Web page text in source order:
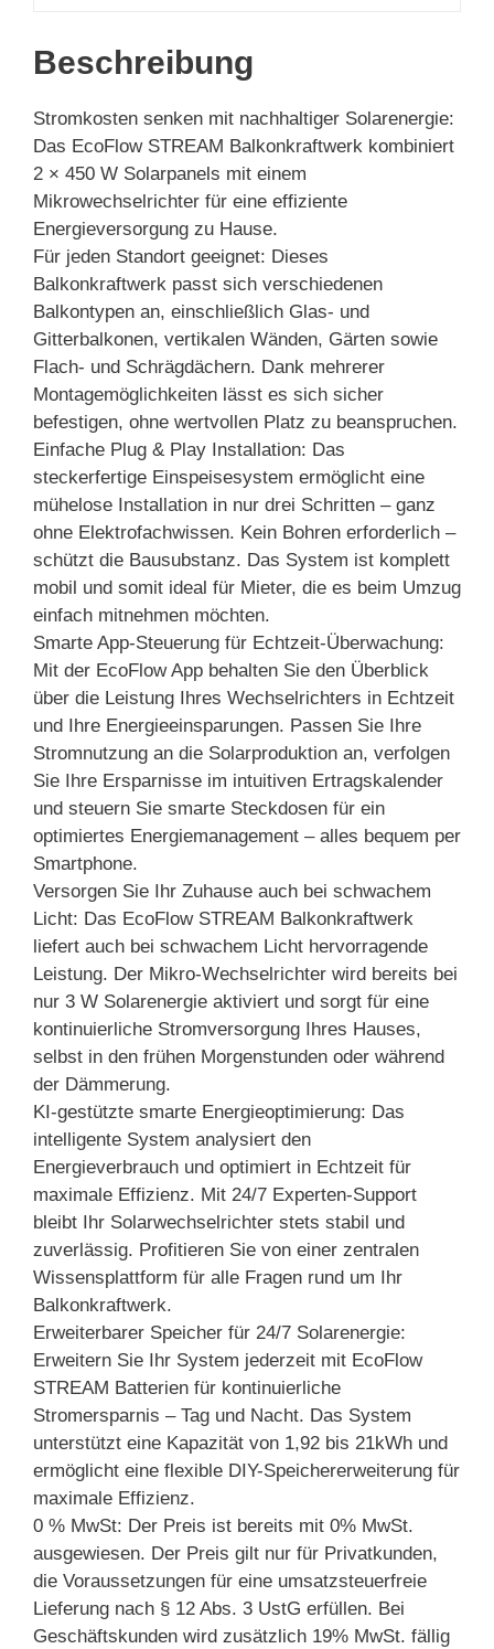
Beschreibung
Stromkosten senken mit nachhaltiger Solarenergie:
Das EcoFlow STREAM Balkonkraftwerk kombiniert
2 × 450 W Solarpanels mit einem
Mikrowechselrichter für eine effiziente
Energieversorgung zu Hause.
Für jeden Standort geeignet: Dieses
Balkonkraftwerk passt sich verschiedenen
Balkontypen an, einschließlich Glas- und
Gitterbalkonen, vertikalen Wänden, Gärten sowie
Flach- und Schrägdächern. Dank mehrerer
Montagemöglichkeiten lässt es sich sicher
befestigen, ohne wertvollen Platz zu beanspruchen.
Einfache Plug & Play Installation: Das
steckerfertige Einspeisesystem ermöglicht eine
mühelose Installation in nur drei Schritten – ganz
ohne Elektrofachwissen. Kein Bohren erforderlich –
schützt die Bausubstanz. Das System ist komplett
mobil und somit ideal für Mieter, die es beim Umzug
einfach mitnehmen möchten.
Smarte App-Steuerung für Echtzeit-Überwachung:
Mit der EcoFlow App behalten Sie den Überblick
über die Leistung Ihres Wechselrichters in Echtzeit
und Ihre Energieeinsparungen. Passen Sie Ihre
Stromnutzung an die Solarproduktion an, verfolgen
Sie Ihre Ersparnisse im intuitiven Ertragskalender
und steuern Sie smarte Steckdosen für ein
optimiertes Energiemanagement – alles bequem per
Smartphone.
Versorgen Sie Ihr Zuhause auch bei schwachem
Licht: Das EcoFlow STREAM Balkonkraftwerk
liefert auch bei schwachem Licht hervorragende
Leistung. Der Mikro-Wechselrichter wird bereits bei
nur 3 W Solarenergie aktiviert und sorgt für eine
kontinuierliche Stromversorgung Ihres Hauses,
selbst in den frühen Morgenstunden oder während
der Dämmerung.
KI-gestützte smarte Energieoptimierung: Das
intelligente System analysiert den
Energieverbrauch und optimiert in Echtzeit für
maximale Effizienz. Mit 24/7 Experten-Support
bleibt Ihr Solarwechselrichter stets stabil und
zuverlässig. Profitieren Sie von einer zentralen
Wissensplattform für alle Fragen rund um Ihr
Balkonkraftwerk.
Erweiterbarer Speicher für 24/7 Solarenergie:
Erweitern Sie Ihr System jederzeit mit EcoFlow
STREAM Batterien für kontinuierliche
Stromersparnis – Tag und Nacht. Das System
unterstützt eine Kapazität von 1,92 bis 21kWh und
ermöglicht eine flexible DIY-Speichererweiterung für
maximale Effizienz.
0 % MwSt: Der Preis ist bereits mit 0% MwSt.
ausgewiesen. Der Preis gilt nur für Privatkunden,
die Voraussetzungen für eine umsatzsteuerfreie
Lieferung nach § 12 Abs. 3 UstG erfüllen. Bei
Geschäftskunden wird zusätzlich 19% MwSt. fällig